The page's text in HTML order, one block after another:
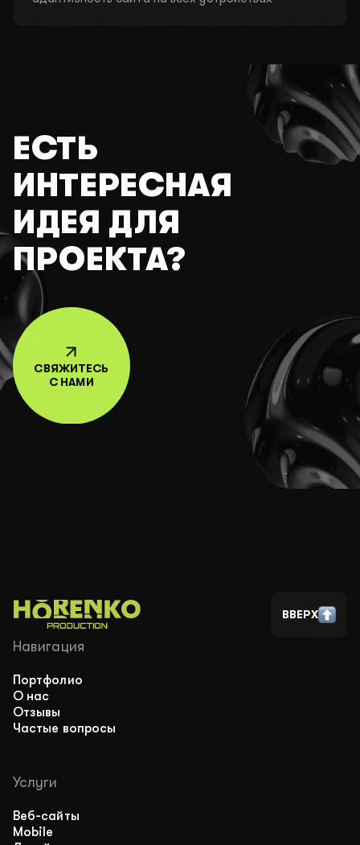
ЕСТЬ
ИНТЕРЕСНАЯ
ИДЕЯ ДЛЯ
ПРОЕКТА?
СВЯЖИТЕСЬ
С НАМИ
ВВЕРХ
Навигация
Портфолио
О нас
Отзывы
Частые вопросы
Услуги
Веб-сайты
Mobile